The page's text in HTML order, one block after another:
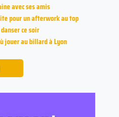
avec ses amis
pour un afterwork au top
ce soir
jouer au billard à Lyon